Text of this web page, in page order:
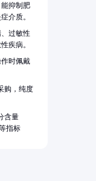
抑制肥
介质。
过敏性
疾病。
时佩戴
购，纯度
含量
指标